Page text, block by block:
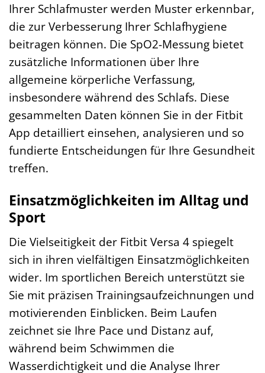
Ihrer Schlafmuster werden Muster erkennbar,
die zur Verbesserung Ihrer Schlafhygiene
beitragen können. Die SpO2-Messung bietet
zusätzliche Informationen über Ihre
allgemeine körperliche Verfassung,
insbesondere während des Schlafs. Diese
gesammelten Daten können Sie in der Fitbit
App detailliert einsehen, analysieren und so
fundierte Entscheidungen für Ihre Gesundheit
treffen.
Einsatzmöglichkeiten im Alltag und
Sport
Die Vielseitigkeit der Fitbit Versa 4 spiegelt
sich in ihren vielfältigen Einsatzmöglichkeiten
wider. Im sportlichen Bereich unterstützt sie
Sie mit präzisen Trainingsaufzeichnungen und
motivierenden Einblicken. Beim Laufen
zeichnet sie Ihre Pace und Distanz auf,
während beim Schwimmen die
Wasserdichtigkeit und die Analyse Ihrer